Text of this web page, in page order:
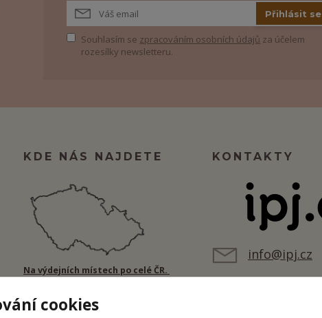
Přihlásit se
Souhlasím se zpracováním osobních údajů za účelem
rozesílky newsletteru.
KDE NÁS NAJDETE
Na výdejních místech po celé ČR.
KONTAKTY
info@ipj.cz
cookies